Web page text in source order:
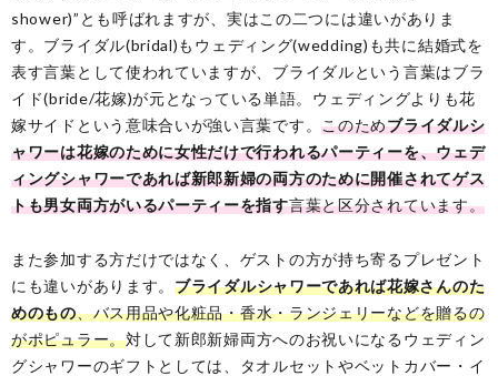
shower)”とも呼ばれますが、実はこの二つには違いがありま
す。ブライダル(bridal)もウェディング(wedding)も共に結婚式を
表す言葉として使われていますが、ブライダルという言葉はブラ
イド(bride/花嫁)が元となっている単語。ウェディングよりも花
嫁サイドという意味合いが強い言葉です。このためブライダルシ
ャワーは花嫁のために女性だけで行われるパーティーを、ウェデ
ィングシャワーであれば新郎新婦の両方のために開催されてゲス
トも男女両方がいるパーティーを指す言葉と区分されています。
また参加する方だけではなく、ゲストの方が持ち寄るプレゼント
にも違いがあります。 ブライダルシャワーであれば花嫁さんのた
めのもの、バス用品や化粧品・香水・ランジェリーなどを贈るの
がポピュラー。対して新郎新婦両方へのお祝いになるウェディン
グシャワーのギフトとしては、タオルセットやベットカバー・イ